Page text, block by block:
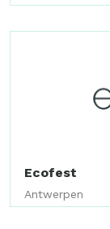
Ecofest
Antwerpen